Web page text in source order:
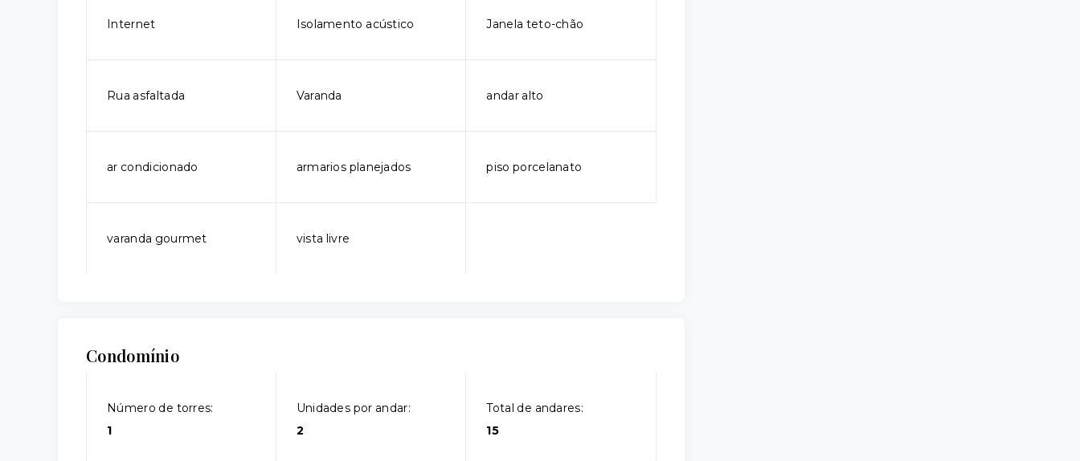
Internet Isolamento acústico Janela teto-chão
Rua asfaltada Varanda andar alto
ar condicionado armarios planejados piso porcelanato
varanda gourmet vista livre
Condomínio
Número de torres:
1
Unidades por andar:
2
Total de andares:
15